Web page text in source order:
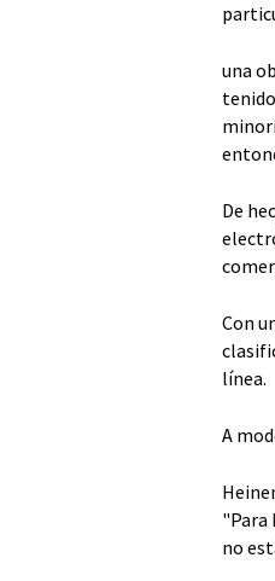
una
De
Con
línea.
A
"Para
no